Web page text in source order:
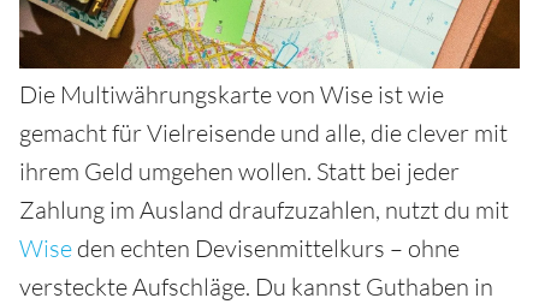
Die Multiwährungskarte von Wise ist wie
gemacht für Vielreisende und alle, die clever mit
ihrem Geld umgehen wollen. Statt bei jeder
Zahlung im Ausland draufzuzahlen, nutzt du mit
Wise den echten Devisenmittelkurs – ohne
versteckte Aufschläge. Du kannst Guthaben in